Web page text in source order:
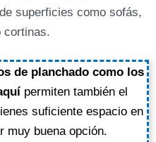
superficies como sofás,
cortinas.
de planchado como los
permiten también el
suficiente espacio en
muy buena opción.